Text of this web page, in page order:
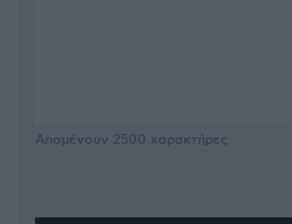
Απομένουν 2500 χαρακτήρες